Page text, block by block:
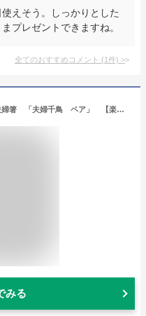
えそう。しっかりとした
プレゼントできますね。
全てのおすすめコメント (1件) >
【結婚祝い】【送料無料】 箸/夫婦箸 「夫婦千鳥 ペア」 【楽ギフ_包装】【楽ギフ_包装選択】【楽ギフ_のし】【楽ギフ_のし宛書】【楽ギフ_名入れ】（めおとばし 木製 国産）
みる